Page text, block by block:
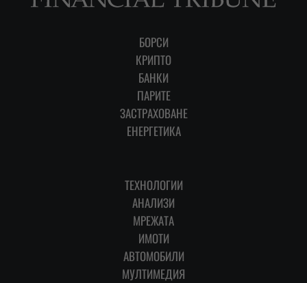
БОРСИ
КРИПТО
БАНКИ
ПАРИТЕ
ЗАСТРАХОВАНЕ
ЕНЕРГЕТИКА
ТЕХНОЛОГИИ
АНАЛИЗИ
МРЕЖАТА
ИМОТИ
АВТОМОБИЛИ
МУЛТИМЕДИЯ